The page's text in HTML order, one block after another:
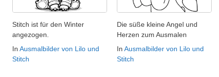
Stitch ist für den Winter
angezogen.
In Ausmalbilder von Lilo und
Stitch
Die süße kleine Angel und
Herzen zum Ausmalen
In Ausmalbilder von Lilo und
Stitch